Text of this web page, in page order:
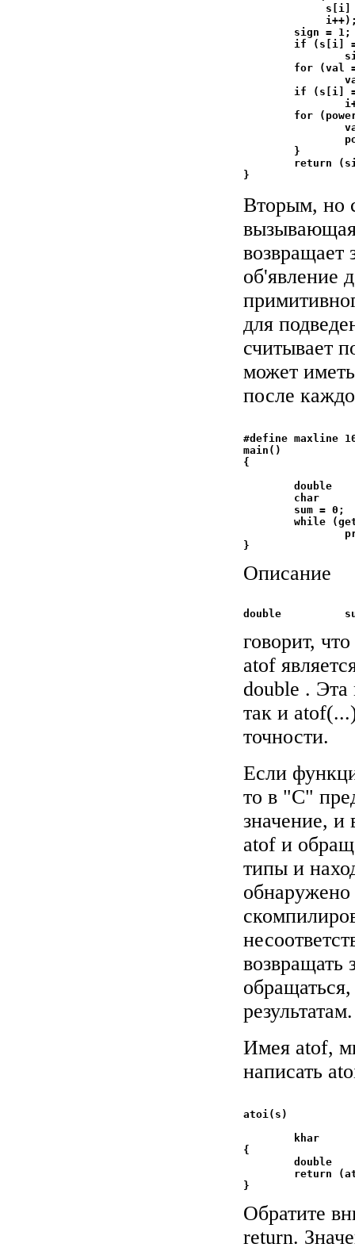
	if (s[i] == '+' || s[i] == '-')	/* sign */
		val = 10 * val + s[i] - '0';
	if (s[i] == '.')
		i++;
		val = 10 * val + s[i] - '0';
Вторым, но
возвращает
об'явление
для
считывает
может
после
#define maxline
main()
{				/* rudimentary desk
	double          sum, atof();
	while (getline(line, maxline) > 0)
Описание
говорит,
atof
double . Эта
так и
точности.
Если
то в "C"
значение, и
atof и
типы и
возвращать
Имея atof,
написать
atoi(s)				/* convert string s to
{
	double          atof();
Обратите
return.